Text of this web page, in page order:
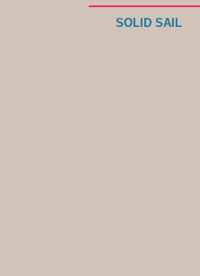
SOLID SAIL